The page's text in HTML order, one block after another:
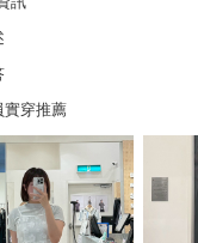
實穿推薦